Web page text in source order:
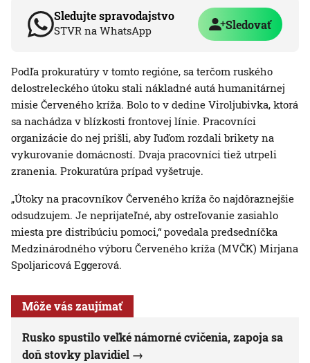
Sledujte spravodajstvo
STVR na WhatsApp Sledovať
Podľa prokuratúry v tomto regióne, sa terčom ruského
delostreleckého útoku stali nákladné autá humanitárnej
misie Červeného kríža. Bolo to v dedine Viroljubivka, ktorá
sa nachádza v blízkosti frontovej línie. Pracovníci
organizácie do nej prišli, aby ľuďom rozdali brikety na
vykurovanie domácností. Dvaja pracovníci tiež utrpeli
zranenia. Prokuratúra prípad vyšetruje.
„Útoky na pracovníkov Červeného kríža čo najdôraznejšie
odsudzujem. Je neprijateľné, aby ostreľovanie zasiahlo
miesta pre distribúciu pomoci,“ povedala predsedníčka
Medzinárodného výboru Červeného kríža (MVČK) Mirjana
Spoljaricová Eggerová.
Môže vás zaujímať
Rusko spustilo veľké námorné cvičenia, zapoja sa
doň stovky plavidiel